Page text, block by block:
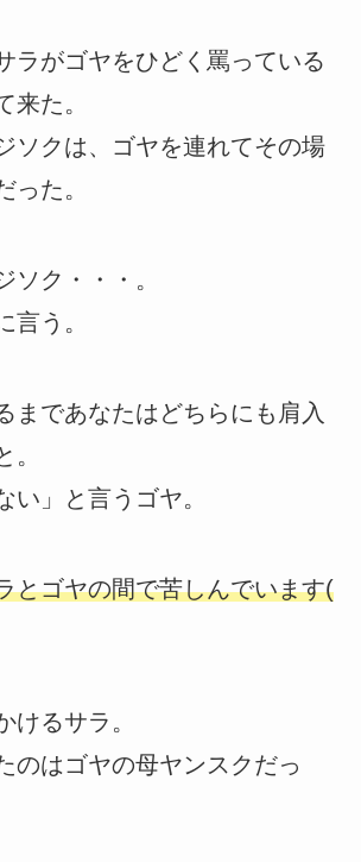
ラがゴヤをひどく罵っている
来た。
ソクは、ゴヤを連れてその場
った。
ソク・・・。
言う。
まであなたはどちらにも肩入
。
い」と言うゴヤ。
とゴヤの間で苦しんでいます(
けるサラ。
のはゴヤの母ヤンスクだっ